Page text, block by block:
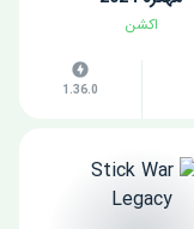
اكشن
1.36.0